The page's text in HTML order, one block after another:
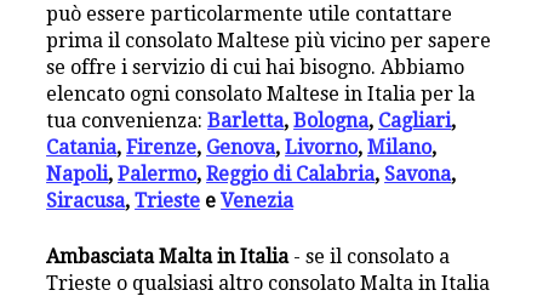
può essere particolarmente utile contattare
prima il consolato Maltese più vicino per sapere
se offre i servizio di cui hai bisogno. Abbiamo
elencato ogni consolato Maltese in Italia per la
tua convenienza:Barletta,Bologna, Cagliari,
Catania,Firenze, Genova,Livorno,Milano,
Napoli,Palermo,Reggio di Calabria, Savona,
Siracusa,Trieste eVenezia
Ambasciata Malta in Italia- se il consolato a
Trieste o qualsiasi altro consolato Malta in Italia